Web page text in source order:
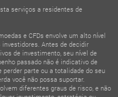
serviços a residentes de
e CFDs envolve um alto nível
investidores. Antes de decidir
de investimento, seu nível de
passado não é indicativo de
perder parte ou a totalidade do seu
você não possa suportar.
diferentes graus de risco, e não